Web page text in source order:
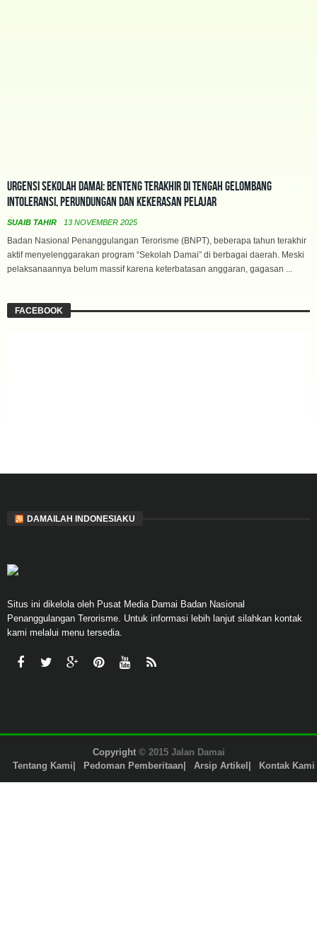
Urgensi Sekolah Damai: Benteng Terakhir di Tengah Gelombang
Intoleransi, Perundungan dan Kekerasan Pelajar
SUAIB TAHIR 13 NOVEMBER 2025
Badan Nasional Penanggulangan Terorisme (BNPT), beberapa tahun terakhir
aktif menyelenggarakan program “Sekolah Damai” di berbagai daerah. Meski
pelaksanaannya belum massif karena keterbatasan anggaran, gagasan ...
FACEBOOK
DAMAILAH INDONESIAKU
Situs ini dikelola oleh Pusat Media Damai Badan Nasional
Penanggulangan Terorisme. Untuk informasi lebih lanjut silahkan kontak
kami melalui menu tersedia.
Copyright© 2015 Jalan Damai
Tentang Kami
Pedoman Pemberitaan Arsip Artikel Kontak Kami